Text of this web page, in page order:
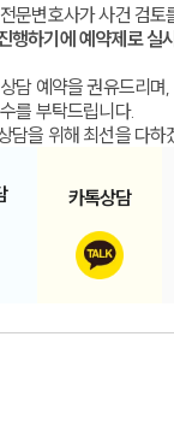
문변호사가 사건 검토
행하기에 예약제로 실
담 예약을 권유드리며,
를 부탁드립니다.
담을 위해 최선을 다하
카톡상담